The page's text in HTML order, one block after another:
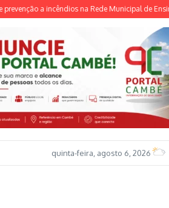
a incêndios na Rede Municipal de Ensino
quinta-feira, agosto 6, 2026